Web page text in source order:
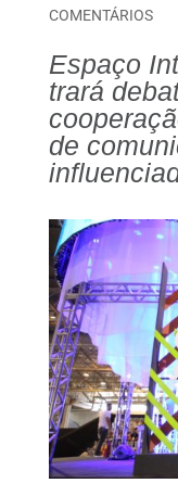
COMENTÁRIOS
Espaço
trará
de